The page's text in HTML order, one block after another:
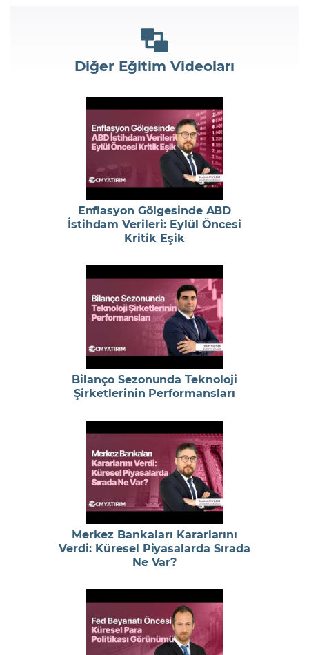
Diğer Eğitim Videoları
Enflasyon Gölgesinde ABD
İstihdam Verileri: Eylül Öncesi
Kritik Eşik
Bilanço Sezonunda Teknoloji
Şirketlerinin Performansları
Merkez Bankaları Kararlarını
Verdi: Küresel Piyasalarda Sırada
Ne Var?